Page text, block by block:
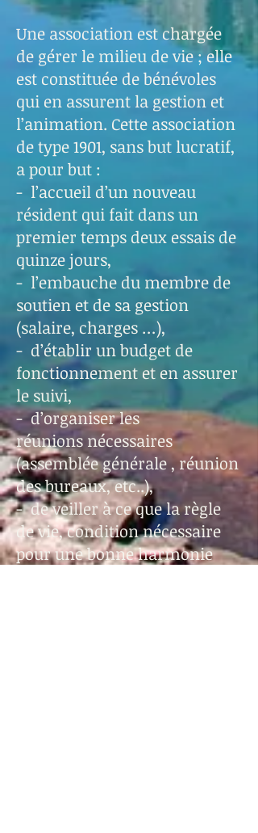
Une association est chargée
de gérer le milieu de vie ; elle
est constituée de bénévoles
qui en assurent la gestion et
l’animation. Cette association
de type 1901, sans but lucratif,
a pour but :
- l’accueil d’un nouveau
résident qui fait dans un
premier temps deux essais de
quinze jours,
- l’embauche du membre de
soutien et de sa gestion
(salaire, charges …),
- d’établir un budget de
fonctionnement et en assurer
le suivi,
- d’organiser les
réunions nécessaires
(assemblée générale , réunion
des bureaux, etc..),
- de veiller à ce que la règle
de vie, condition nécessaire
pour une bonne harmonie